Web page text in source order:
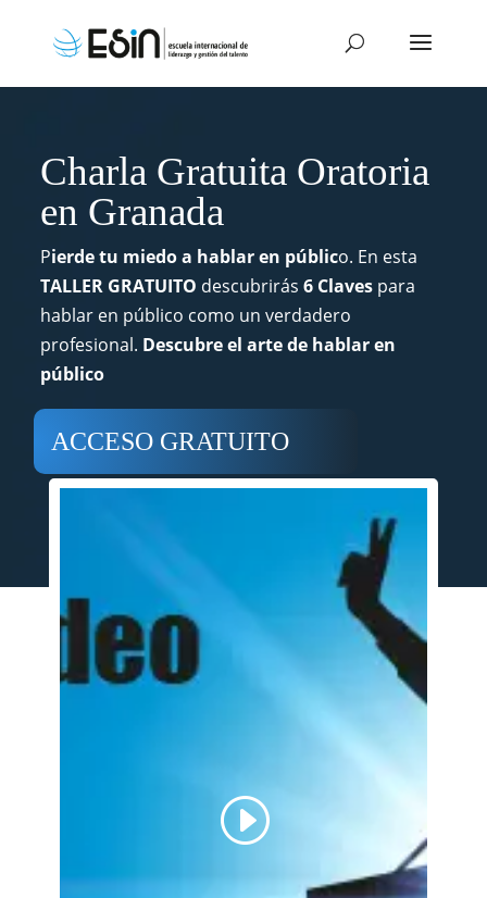
Charla Gratuita Oratoria
en Granada
Pierde tu miedo a hablar en público. En esta
TALLER GRATUITO descubrirás6 Claves para
hablar en público como un verdadero
profesional. Descubre el arte de hablar en
público
ACCESO GRATUITO